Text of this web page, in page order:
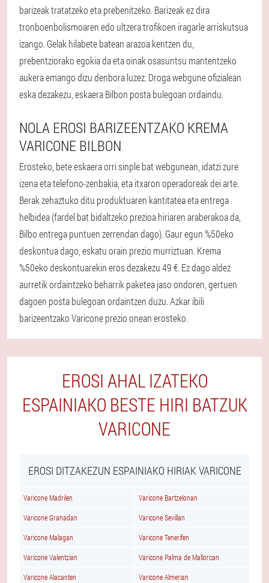
barizeak tratatzeko eta prebenitzeko. Barizeak ez dira
tronboenbolismoaren edo ultzera trofikoen iragarle arriskutsua
izango. Gelak hilabete batean arazoa kentzen du,
prebentziorako egokia da eta oinak osasuntsu mantentzeko
aukera emango dizu denbora luzez. Droga webgune ofizialean
eska dezakezu, eskaera Bilbon posta bulegoan ordaindu.
NOLA EROSI BARIZEENTZAKO KREMA
VARICONE BILBON
Erosteko, bete eskaera orri sinple bat webgunean, idatzi zure
izena eta telefono-zenbakia, eta itxaron operadoreak dei arte.
Berak zehaztuko ditu produktuaren kantitatea eta entrega
helbidea (fardel bat bidaltzeko prezioa hiriaren araberakoa da,
Bilbo entrega puntuen zerrendan dago). Gaur egun %50eko
deskontua dago, eskatu orain prezio murriztuan. Krema
%50eko deskontuarekin eros dezakezu 49 €. Ez dago aldez
aurretik ordaintzeko beharrik paketea jaso ondoren, gertuen
dagoen posta bulegoan ordaintzen duzu. Azkar ibili
barizeentzako Varicone prezio onean erosteko.
EROSI AHAL IZATEKO
ESPAINIAKO BESTE HIRI BATZUK
VARICONE
EROSI DITZAKEZUN ESPAINIAKO HIRIAK VARICONE
Varicone Madrilen Varicone Bartzelonan
Varicone Granadan Varicone Sevillan
Varicone Malagan Varicone Tenerifen
Varicone Valentzian Varicone Palma de Mallorcan
Varicone Alacanten Varicone Almerian